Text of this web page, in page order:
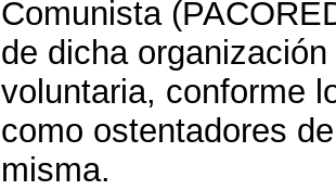
Comunista
de dicha
voluntaria, conforme
como ostentadores
misma.